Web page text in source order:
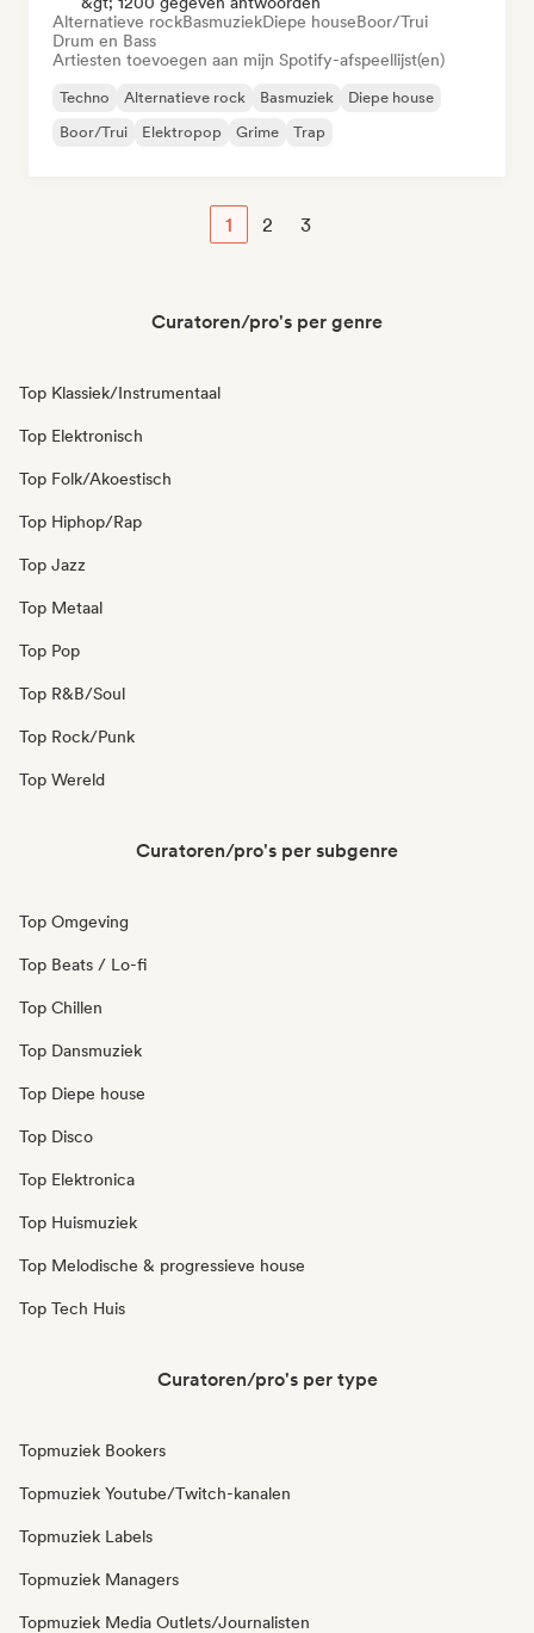
Alternatieve rockBasmuziekDiepe houseBoor/Trui
Drum en Bass
Artiesten toevoegen aan mijn Spotify-afspeellijst(en)
Techno Alternatieve rock Basmuziek
Diepe house
Boor/Trui
Elektropop Grime Trap
1 2 3
Curatoren/pro's per genre
Top Klassiek/Instrumentaal
Top Elektronisch
Top Folk/Akoestisch
Top Hiphop/Rap
Top Jazz
Top Metaal
Top Pop
Top R&B/Soul
Top Rock/Punk
Top Wereld
Curatoren/pro's per subgenre
Top Omgeving
Top Beats / Lo-fi
Top Chillen
Top Dansmuziek
Top Diepe house
Top Disco
Top Elektronica
Top Huismuziek
Top Melodische & progressieve house
Top Tech Huis
Curatoren/pro's per type
Topmuziek Bookers
Topmuziek Youtube/Twitch-kanalen
Topmuziek Labels
Topmuziek Managers
Topmuziek Media Outlets/Journalisten